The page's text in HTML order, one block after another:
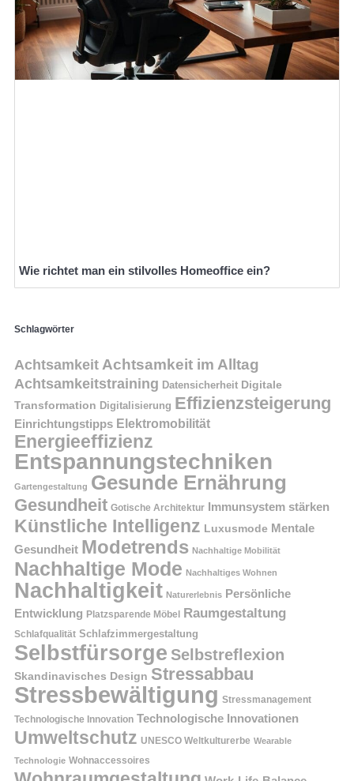
Wie richtet man ein stilvolles Homeoffice ein?
Schlagwörter
Achtsamkeit Achtsamkeit im Alltag
Achtsamkeitstraining Datensicherheit Digitale
Transformation Digitalisierung Effizienzsteigerung
Einrichtungstipps Elektromobilität
Energieeffizienz
Entspannungstechniken
Gartengestaltung Gesunde Ernährung
Gesundheit Gotische Architektur Immunsystem stärken
Künstliche Intelligenz Luxusmode Mentale
Gesundheit Modetrends Nachhaltige Mobilität
Nachhaltige Mode Nachhaltiges Wohnen
Nachhaltigkeit Naturerlebnis Persönliche
Entwicklung Platzsparende Möbel Raumgestaltung
Schlafqualität Schlafzimmergestaltung
Selbstfürsorge Selbstreflexion
Skandinavisches Design Stressabbau
Stressbewältigung Stressmanagement
Technologische Innovation Technologische Innovationen
Umweltschutz UNESCO Weltkulturerbe Wearable
Technologie Wohnaccessoires